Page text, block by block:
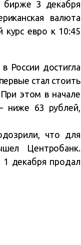
бирже 3 декабря
валюта
курс евро к 10:45
России достигла
стал стоить
этом в начале
ниже 63 рублей,
что для
Центробанк.
1 декабря продал